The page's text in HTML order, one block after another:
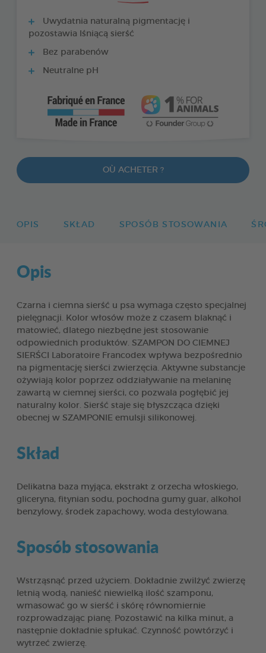
Uwydatnia naturalną pigmentację i
pozostawia lśniącą sierść
Bez parabenów
Neutralne pH
OÙ ACHETER ?
OPIS SKŁAD SPOSÓB STOSOWANIA
Opis
Czarna i ciemna sierść u psa wymaga często specjalnej
pielęgnacji. Kolor włosów może z czasem blaknąć i
matowieć, dlatego niezbędne jest stosowanie
odpowiednich produktów. SZAMPON DO CIEMNEJ
SIERŚCI Laboratoire Francodex wpływa bezpośrednio
na pigmentację sierści zwierzęcia. Aktywne substancje
ożywiają kolor poprzez oddziaływanie na melaninę
zawartą w ciemnej sierści, co pozwala pogłębić jej
naturalny kolor. Sierść staje się błyszcząca dzięki
obecnej w SZAMPONIE emulsji silikonowej.
Skład
Delikatna baza myjąca, ekstrakt z orzecha włoskiego,
gliceryna, fitynian sodu, pochodna gumy guar, alkohol
benzylowy, środek zapachowy, woda destylowana.
Sposób stosowania
Wstrząsnąć przed użyciem. Dokładnie zwilżyć zwierzę
letnią wodą, nanieść niewielką ilość szamponu,
wmasować go w sierść i skórę równomiernie
rozprowadzając pianę. Pozostawić na kilka minut, a
następnie dokładnie spłukać. Czynność powtórzyć i
wytrzeć zwierzę.